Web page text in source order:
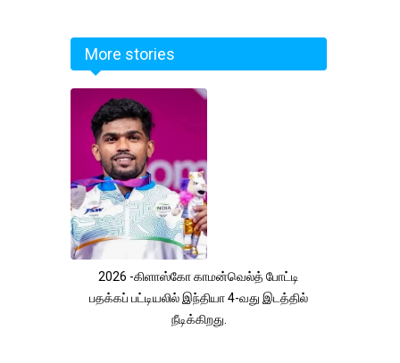
More stories
2026 -கிளாஸ்கோ காமன்வெல்த் போட்டி
பதக்கப் பட்டியலில் இந்தியா 4-வது இடத்தில்
நீடிக்கிறது.